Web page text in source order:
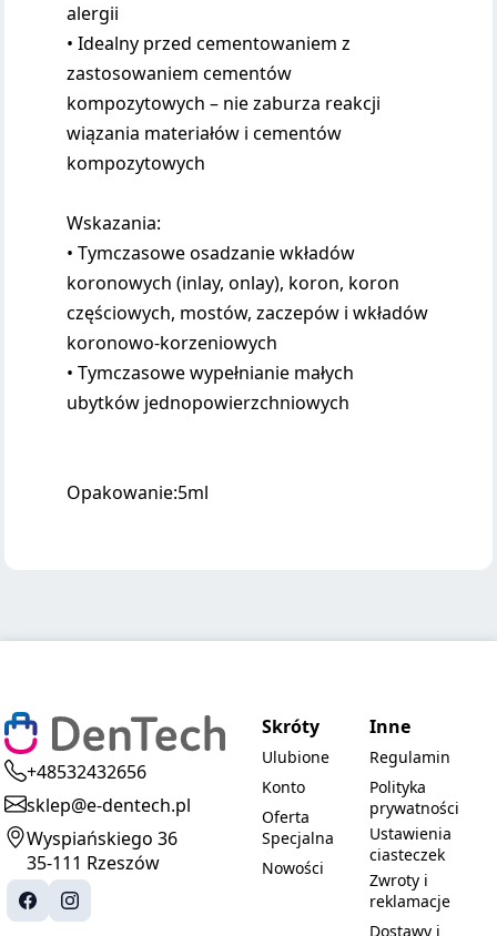
alergii
• Idealny przed cementowaniem z
zastosowaniem cementów
kompozytowych – nie zaburza reakcji
wiązania materiałów i cementów
kompozytowych
Wskazania:
• Tymczasowe osadzanie wkładów
koronowych (inlay, onlay), koron, koron
częściowych, mostów, zaczepów i wkładów
koronowo-korzeniowych
• Tymczasowe wypełnianie małych
ubytków jednopowierzchniowych
Opakowanie:5ml
+48532432656
sklep@e-dentech.pl
Wyspiańskiego 36
35-111 Rzeszów
Skróty
Ulubione
Konto
Oferta
Specjalna
Nowości
Inne
Regulamin
Polityka
prywatności
Ustawienia
ciasteczek
Zwroty i
reklamacje
Dostawy i